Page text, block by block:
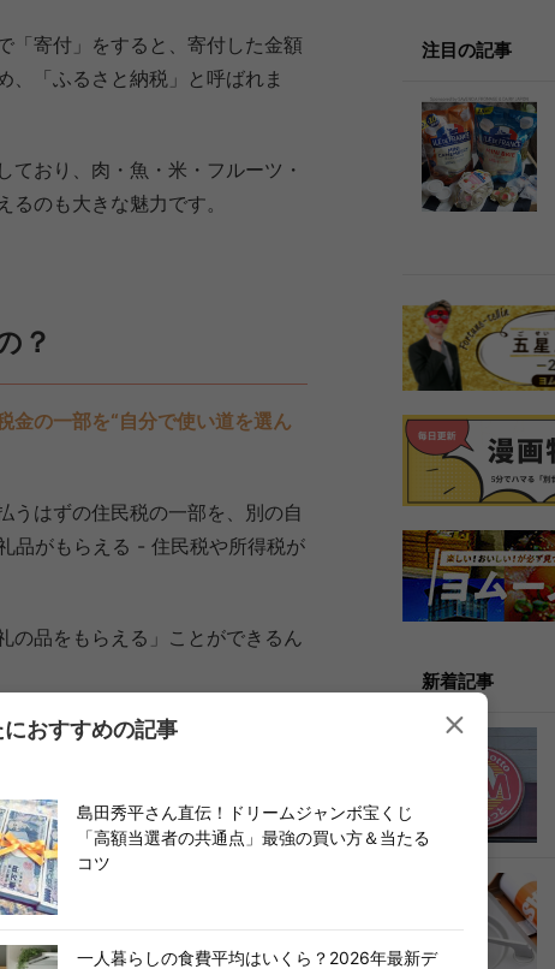
「寄付」をすると、寄付した金額
、「ふるさと納税」と呼ばれま
ており、肉・魚・米・フルーツ・
のも大きな魅力です。
？
金の一部を“自分で使い道を選ん
うはずの住民税の一部を、別の自
品がもらえる - 住民税や所得税が
の品をもらえる」ことができるん
？
ね。これは、ふるさと納税で控
返礼品がもらえるという意味で
におすすめの記事
島田秀平さん直伝！ドリームジャンボ宝くじ
「高額当選者の共通点」最強の買い方＆当たる
コツ
一人暮らしの食費平均はいくら？2026年最新デ
注目の記事
新着記事